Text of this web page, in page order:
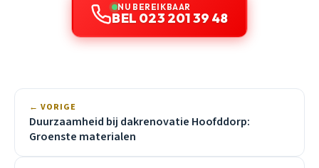
NU BEREIKBAAR
BEL 023 201 39 48
← VORIGE
Duurzaamheid bij dakrenovatie Hoofddorp:
Groenste materialen